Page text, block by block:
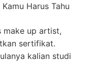
Harus Tahu
make up artist,
sertifikat.
kalian studi